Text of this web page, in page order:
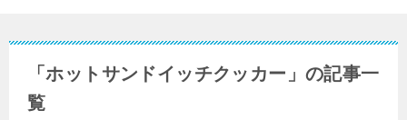
「ホットサンドイッチクッカー」の記事一
覧